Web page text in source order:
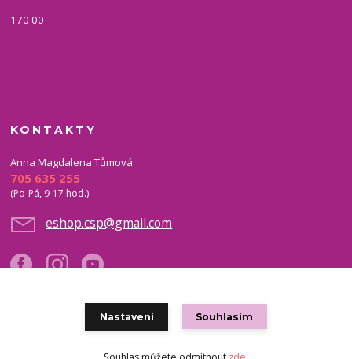
170 00
KONTAKTY
Anna Magdalena Tůmová
705 635 255
(Po-Pá, 9-17 hod.)
eshop.csp@gmail.com
Nastavení Souhlasím